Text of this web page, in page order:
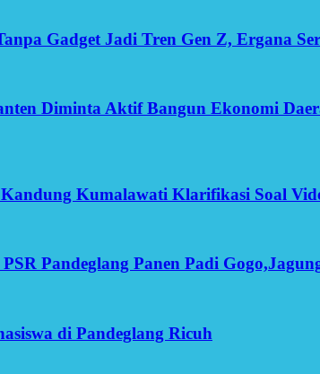
Gadget Jadi Tren Gen Z, Ergana
Diminta Aktif Bangun Ekonomi
Kumalawati Klarifikasi Soal
Pandeglang Panen Padi
di Pandeglang Ricuh